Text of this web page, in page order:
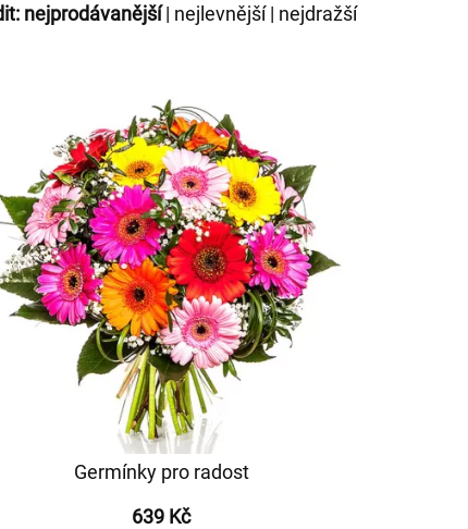
nejprodávanější| nejlevnější| nejdražší
Germínky pro radost
639 Kč